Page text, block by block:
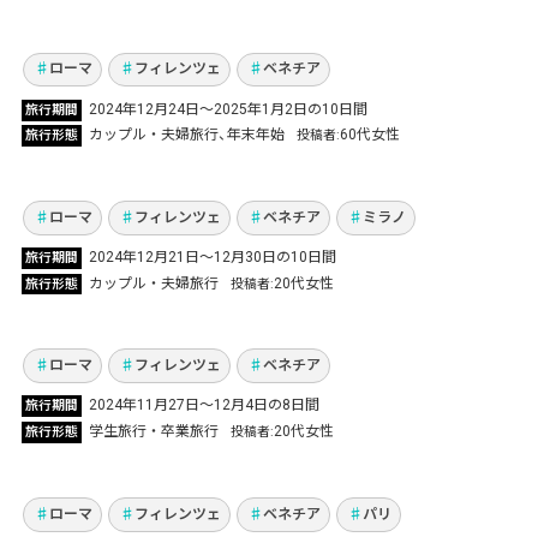
Vol.1163
ローマ フィレンツェ ベネチア
旅行期間 2024年12月24日～2025年1月2日の10日間
旅行形態 カップル・夫婦旅行 年末年始 投稿者 60代女性
Vol.1160
ローマ・フィレンツェ・ミラノ・ベネチア4都
市周遊！グルメ＆観光と内容の濃い7泊10日
ローマ フィレンツェ ベネチア ミラノ
旅行期間 2024年12月21日～12月30日の10日間
旅行形態 カップル・夫婦旅行 投稿者 20代女性
Vol.1149
イタリア3都市周遊！卒業旅行でローマ、フィ
ローマ フィレンツェ ベネチア
旅行期間 2024年11月27日〜12月4日の8日間
旅行形態 学生旅行・卒業旅行 投稿者 20代女性
Vol.1134
イタリア＆フランス11日間の旅！魅力満載ロー
マ・カプリ・バチカン・フィレンツェ・ピサ・
ローマ フィレンツェ ベネチア パリ